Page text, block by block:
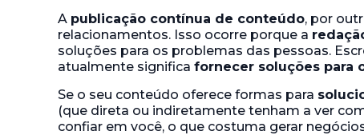
A publicação contínua de conteúdo, por
relacionamentos. Isso ocorre porque a
soluções para os problemas das pessoas.
atualmente significa fornecer soluções para
Se o seu conteúdo oferece formas para
(que direta ou indiretamente tenham a ver
confiar em você, o que costuma gerar